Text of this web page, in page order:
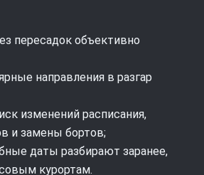
пересадок объективно
направления в разгар
изменений расписания,
и замены бортов;
даты разбирают заранее,
курортам.